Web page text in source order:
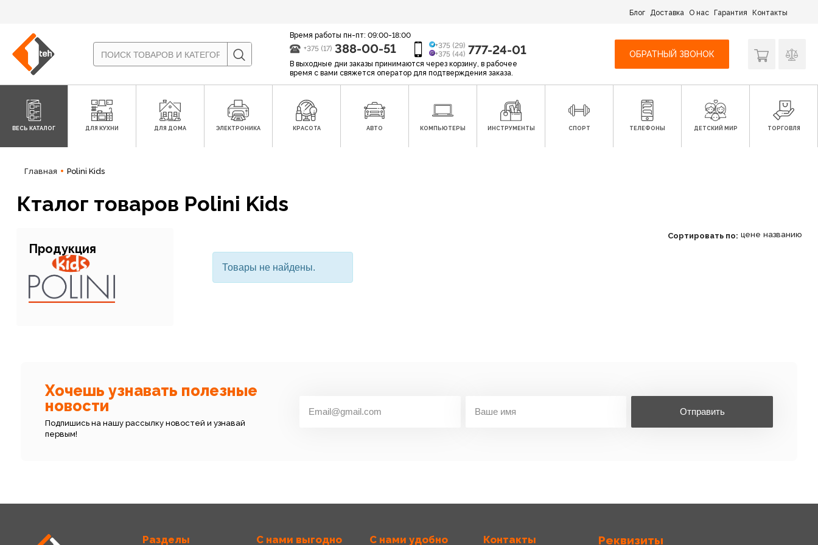
Блог Доставка О нас Гарантия Контакты
Время работы пн-пт: 09:00-18:00
+375 (17) 388-00-51
+375 (29)
+375 (44) 777-24-01
В выходные дни заказы принимаются через корзину, в рабочее
время с вами свяжется оператор для подтверждения заказа.
ОБРАТНЫЙ ЗВОНОК
ВЕСЬ КАТАЛОГ ДЛЯ КУХНИ ДЛЯ ДОМА ЭЛЕКТРОНИКА КРАСОТА АВТО КОМПЬЮТЕРЫ ИНСТРУМЕНТЫ СПОРТ ТЕЛЕФОНЫ ДЕТСКИЙ МИР ТОРГОВЛЯ
Главная Polini Kids
Кталог товаров Polini Kids
Продукция
Сортировать по: цене названию
Товары не найдены.
Хочешь узнавать полезные
новости
Подпишись на нашу рассылку новостей и узнавай
первым!
Отправить
Разделы С нами выгодно С нами удобно Контакты Реквизиты